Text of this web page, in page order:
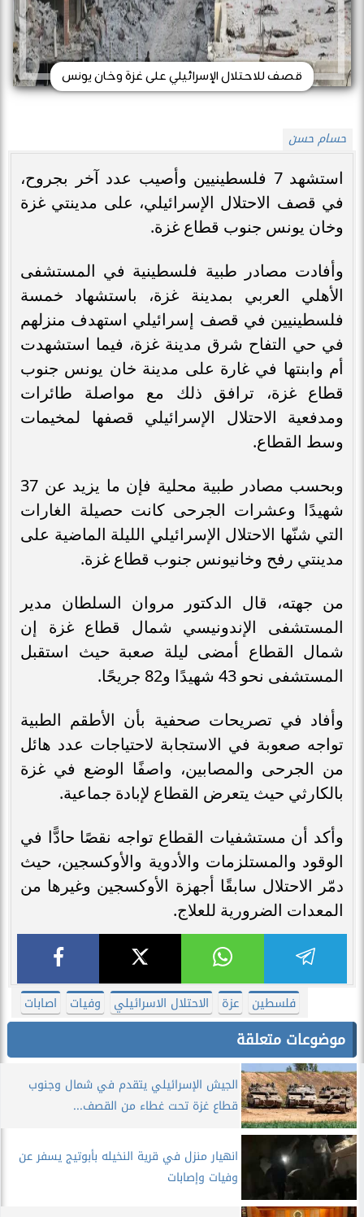
قصف للاحتلال الإسرائيلي على غزة وخان يونس
حسام حسن
استشهد 7 فلسطينيين وأصيب عدد آخر بجروح،
في قصف الاحتلال الإسرائيلي، على مدينتي غزة
وخان يونس جنوب قطاع غزة.
وأفادت مصادر طبية فلسطينية في المستشفى
الأهلي العربي بمدينة غزة، باستشهاد خمسة
فلسطينيين في قصف إسرائيلي استهدف منزلهم
في حي التفاح شرق مدينة غزة، فيما استشهدت
أم وابنتها في غارة على مدينة خان يونس جنوب
قطاع غزة، ترافق ذلك مع مواصلة طائرات
ومدفعية الاحتلال الإسرائيلي قصفها لمخيمات
وسط القطاع.
وبحسب مصادر طبية محلية فإن ما يزيد عن 37
شهيدًا وعشرات الجرحى كانت حصيلة الغارات
التي شنّها الاحتلال الإسرائيلي الليلة الماضية على
مدينتي رفح وخانيونس جنوب قطاع غزة.
من جهته، قال الدكتور مروان السلطان مدير
المستشفى الإندونيسي شمال قطاع غزة إن
شمال القطاع أمضى ليلة صعبة حيث استقبل
المستشفى نحو 43 شهيدًا و82 جريحًا.
وأفاد في تصريحات صحفية بأن الأطقم الطبية
تواجه صعوبة في الاستجابة لاحتياجات عدد هائل
من الجرحى والمصابين، واصفًا الوضع في غزة
بالكارثي حيث يتعرض القطاع لإبادة جماعية.
وأكد أن مستشفيات القطاع تواجه نقصًا حادًّا في
الوقود والمستلزمات والأدوية والأوكسجين، حيث
دمّر الاحتلال سابقًا أجهزة الأوكسجين وغيرها من
المعدات الضرورية للعلاج.
فلسطين عزة الاحتلال الاسرائيلي وفيات اصابات
موضوعات متعلقة
الجيش الإسرائيلي يتقدم في شمال وجنوب
قطاع غزة تحت غطاء من القصف...
انهيار منزل في قرية النخيله بأبوتيج يسفر عن
وفيات وإصابات